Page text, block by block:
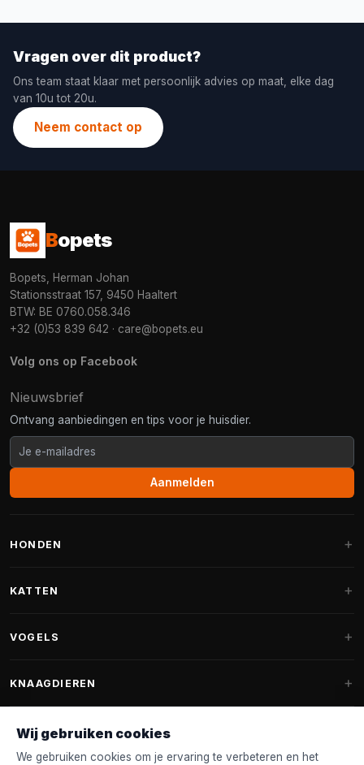
Vragen over dit product?
Ons team staat klaar met persoonlijk advies op maat, elke dag
van 10u tot 20u.
Neem contact op
Bopets
Bopets, Herman Johan
Stationsstraat 157, 9450 Haaltert
BTW: BE 0760.058.346
+32 (0)53 839 642 · care@bopets.eu
Volg ons op Facebook
Nieuwsbrief
Ontvang aanbiedingen en tips voor je huisdier.
Aanmelden
HONDEN
Fantail hondenmanden
Hondenspeelgoed
KATTEN
Krabpalen voor Maine Coon
VOGELS
Vogelvoer binnenvogels
Voederhuisjes
KNAAGDIEREN
Knaagdierenvoer
Wij gebruiken cookies
We gebruiken cookies om je ervaring te verbeteren en het